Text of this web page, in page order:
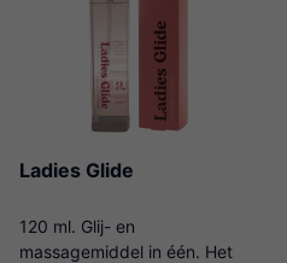
Ladies Glide
120 ml. Glij- en
massagemiddel in één. Het